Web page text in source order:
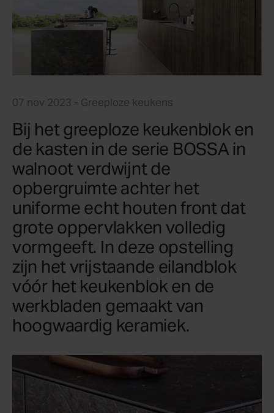
07 nov 2023 - Greeploze keukens
Bij het greeploze keukenblok en
de kasten in de serie BOSSA in
walnoot verdwijnt de
opbergruimte achter het
uniforme echt houten front dat
grote oppervlakken volledig
vormgeeft. In deze opstelling
zijn het vrijstaande eilandblok
vóór het keukenblok en de
werkbladen gemaakt van
hoogwaardig keramiek.